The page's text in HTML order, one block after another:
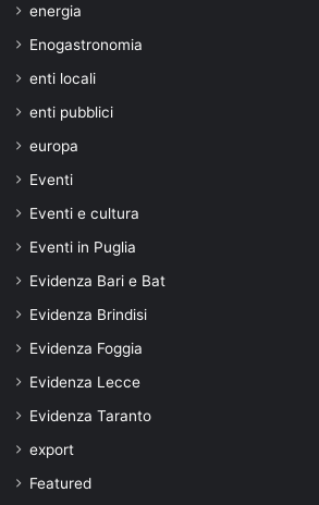
energia
Enogastronomia
enti locali
enti pubblici
europa
Eventi
Eventi e cultura
Eventi in Puglia
Evidenza Bari e Bat
Evidenza Brindisi
Evidenza Foggia
Evidenza Lecce
Evidenza Taranto
export
Featured